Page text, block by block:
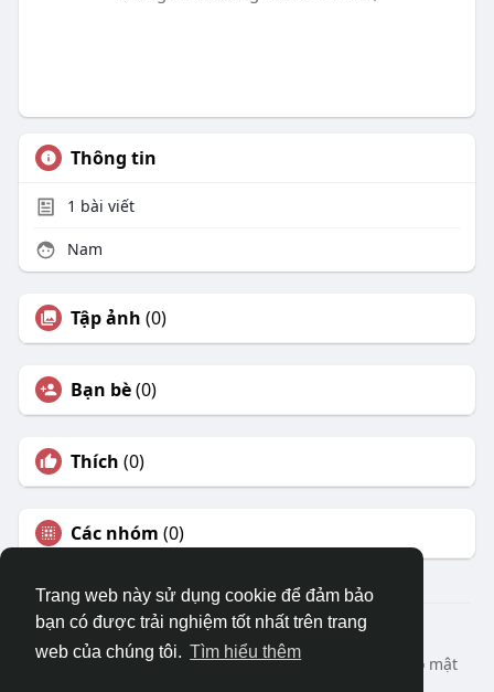
Trang web này sử dụng cookie để đảm bảo
bạn có được trải nghiệm tốt nhất trên trang
web của chúng tôi. Tìm hiểu thêm
Thông tin
1 bài viết
Nam
Tập ảnh (0)
Bạn bè(0)
Thích (0)
Các nhóm (0)
© 2026 DRVIET.COM
Nhà
Bao Quát Liên hệ chúng tôi
Chính sách bảo mật